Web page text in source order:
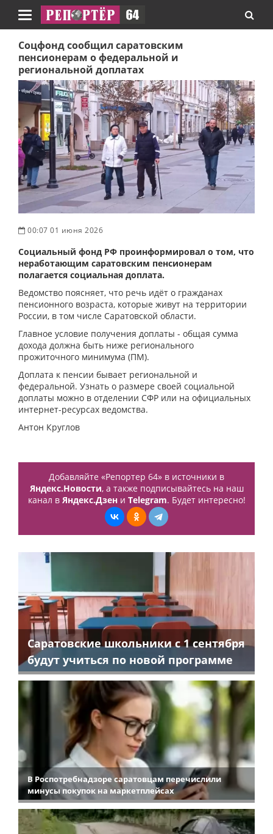
Навигация
Соцфонд сообщил саратовским
пенсионерам о федеральной и
региональной доплатах
00:07 01 июня 2026
Социальный фонд РФ проинформировал о том, что
неработающим саратовским пенсионерам
полагается социальная доплата.
Ведомство поясняет, что речь идёт о гражданах
пенсионного возраста, которые живут на территории
России, в том числе Саратовской области.
Главное условие получения доплаты - общая сумма
дохода должна быть ниже регионального
прожиточного минимума (ПМ).
Доплата к пенсии бывает региональной и
федеральной. Узнать о размере своей социальной
доплаты можно в отделении СФР или на официальных
интернет-ресурсах ведомства.
Антон Круглов
Добавляйте «Репортер 64» в источники в
Яндекс.Новости, а также подписывайтесь на наш
канал в Яндекс.Дзени Telegram. Будет интересно!
Саратовские школьники с 1 сентября
будут учиться по новой программе
В Роспотребнадзоре саратовцам перечислили
минусы покупок на маркетплейсах